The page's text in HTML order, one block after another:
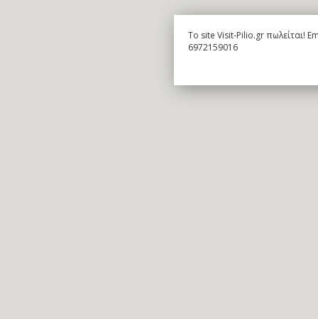
To site Visit-Pilio.gr πωλείται!
6972159016